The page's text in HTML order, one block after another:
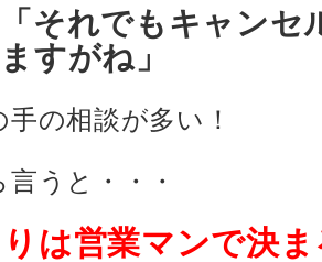
それでもキャンセ
すがね」
手の相談が多い！
言うと・・・
は営業マンで決